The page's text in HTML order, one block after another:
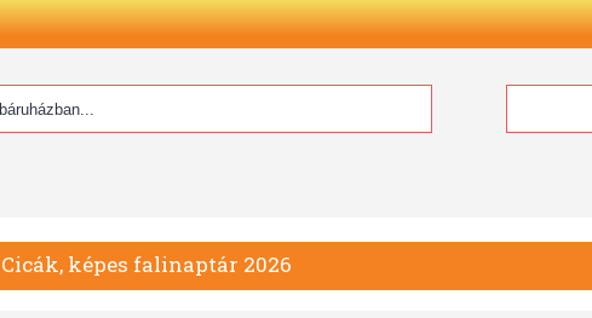
Cicák, képes falinaptár 2026